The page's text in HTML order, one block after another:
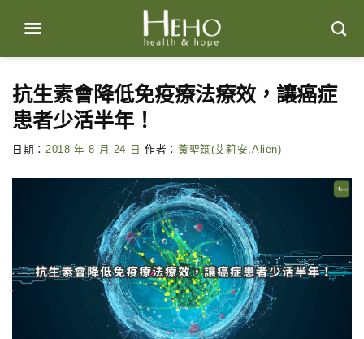
content
抗生素會降低免疫療法療效，讓癌症
患者少活半年！
日期： 2018 年 8 月 24 日 作者： 黃聖筑(艾莉安,Alien)